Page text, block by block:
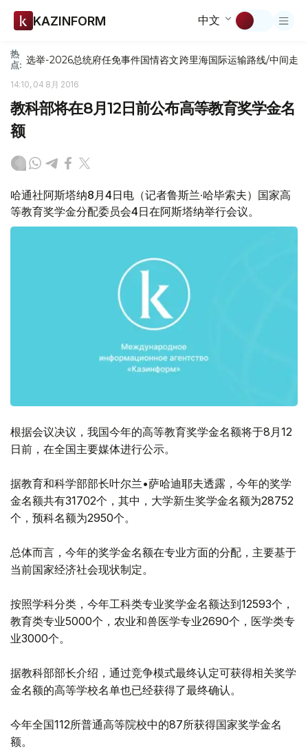
KAZINFORM 中文
热
点: 选举-2026总统府任免事件国情咨文跨里海国际运输路线/中间走廊
14:10, 04 8月 2016
教科部将在8月12日前公布高等教育奖学金名
额
哈通社阿斯塔纳8月4日电（记者鲁斯兰·哈毕索夫）国家高
等教育奖学金分配委员会4日在阿斯塔纳举行会议。
根据会议决议，我国今年的高等教育奖学金名额将于8月12
日前，在全国主要媒体进行公示。
据教育和科学部部长叶尔兰•萨哈迪耶夫透露，今年的奖学
金名额共有31702个，其中，大学新生奖学金名额为28752
个，预科名额为2950个。
总体而言，今年的奖学金名额在专业方面的分配，主要基于
当前国家经济社会现状制定。
按照学科分类，今年工科类专业奖学金名额达到12593个，
教育类专业5000个，农业和兽医学专业2690个，医学类专
业3000个。
据教科部部长介绍，通过竞争模式最终认定可获得相关奖学
金名额的高等学校名单也已经获得了最终确认。
今年全国112所普通高等院校中的87所获得国家奖学金名
额。